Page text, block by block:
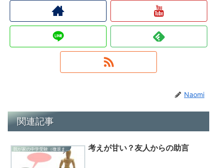
Naomi
関連記事
考えが甘い？友人からの助言